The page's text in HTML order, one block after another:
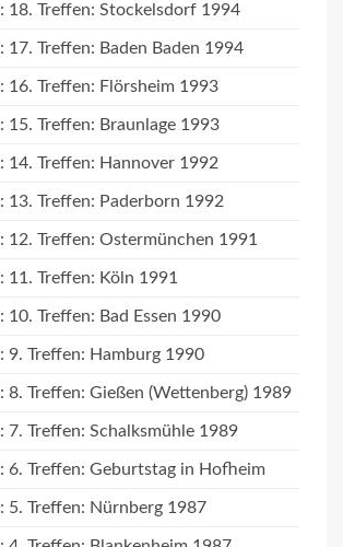
18. Treffen: Stockelsdorf 1994
17. Treffen: Baden Baden 1994
16. Treffen: Flörsheim 1993
15. Treffen: Braunlage 1993
14. Treffen: Hannover 1992
13. Treffen: Paderborn 1992
12. Treffen: Ostermünchen 1991
11. Treffen: Köln 1991
10. Treffen: Bad Essen 1990
9. Treffen: Hamburg 1990
8. Treffen: Gießen (Wettenberg) 1989
7. Treffen: Schalksmühle 1989
6. Treffen: Geburtstag in Hofheim
5. Treffen: Nürnberg 1987